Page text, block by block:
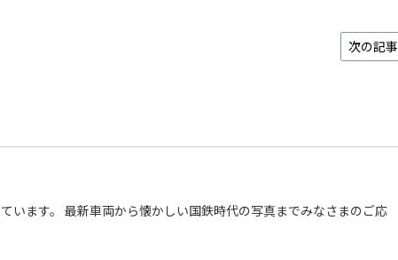
次の記事
います。 最新車両から懐かしい国鉄時代の写真までみなさまのご応